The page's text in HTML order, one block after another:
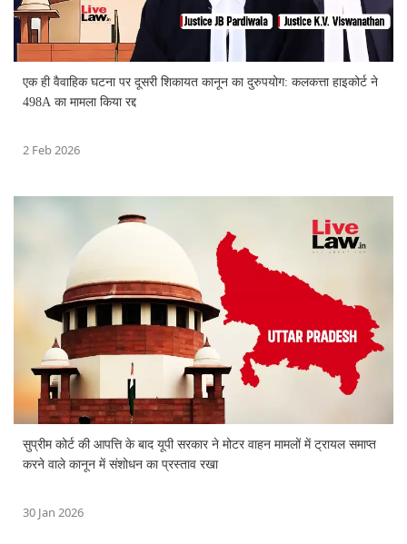
एक ही वैवाहिक घटना पर दूसरी शिकायत कानून का दुरुपयोग: कलकत्ता हाइकोर्ट ने
498A का मामला किया रद्द
2 Feb 2026
सुप्रीम कोर्ट की आपत्ति के बाद यूपी सरकार ने मोटर वाहन मामलों में ट्रायल समाप्त
करने वाले कानून में संशोधन का प्रस्ताव रखा
30 Jan 2026